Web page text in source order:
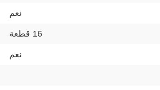
نعم
16 قطعة
نعم